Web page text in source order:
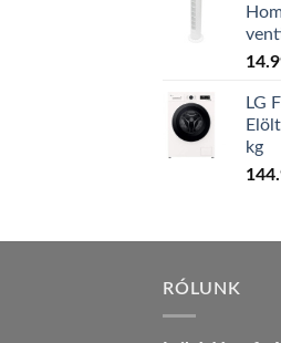
LG
kg
RÓLUNK